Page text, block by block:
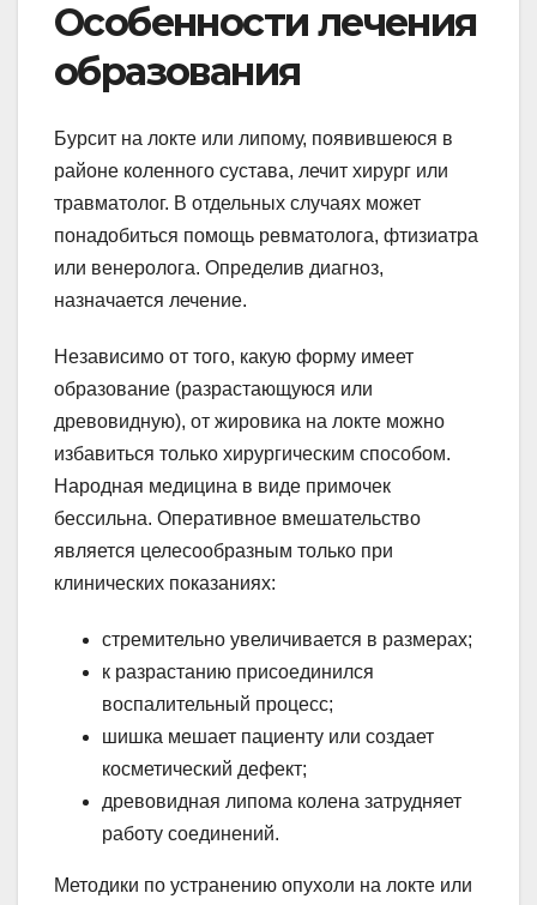
Особенности лечения
образования
Бурсит на локте или липому, появившеюся в
районе коленного сустава, лечит хирург или
травматолог. В отдельных случаях может
понадобиться помощь ревматолога, фтизиатра
или венеролога. Определив диагноз,
назначается лечение.
Независимо от того, какую форму имеет
образование (разрастающуюся или
древовидную), от жировика на локте можно
избавиться только хирургическим способом.
Народная медицина в виде примочек
бессильна. Оперативное вмешательство
является целесообразным только при
клинических показаниях:
стремительно увеличивается в размерах;
к разрастанию присоединился
воспалительный процесс;
шишка мешает пациенту или создает
косметический дефект;
древовидная липома колена затрудняет
работу соединений.
Методики по устранению опухоли на локте или